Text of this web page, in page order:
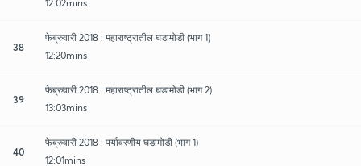
12:02mins
38
फेब्रुवारी 2018 : महाराष्ट्रातील घडामोडी (भाग 1)
12:20mins
39
फेब्रुवारी 2018 : महाराष्ट्रातील घडामोडी (भाग 2)
13:03mins
40
फेब्रुवारी 2018 : पर्यावरणीय घडामोडी (भाग 1)
12:01mins